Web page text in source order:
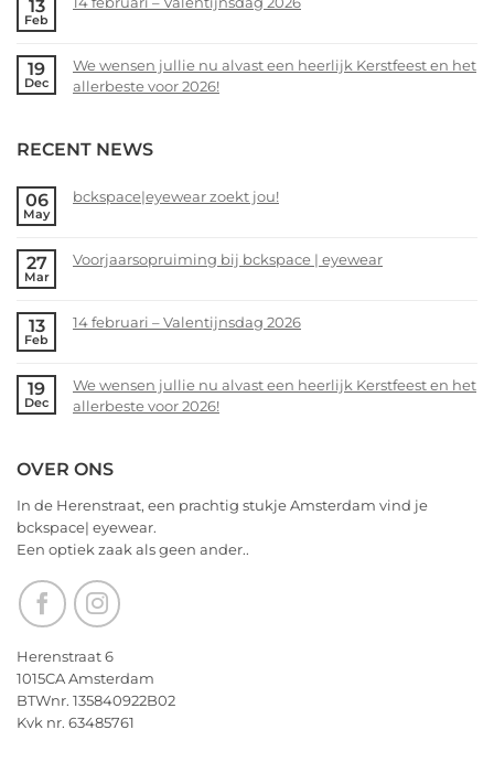
jou!
on
bckspace
|
13
Feb
on
14
Valentijnsdag
19
Dec
We wensen jullie nu alvast een heerlijk Kerstfeest en het
allerbeste voor 2026!
on
wensen
alvast
Kerstfeest
allerbeste
voor
RECENT NEWS
06
May
bckspace|eyewear zoekt jou!
on
jou!
27
Mar
Voorjaarsopruiming bij bckspace | eyewear
on
bckspace
|
13
Feb
14 februari – Valentijnsdag 2026
on
14
Valentijnsdag
19
Dec
We wensen jullie nu alvast een heerlijk Kerstfeest en het
allerbeste voor 2026!
on
wensen
jullie
nu
alvast
een
heerlijk
en
het
allerbeste
voor
OVER ONS
In de Herenstraat, een prachtig stukje Amsterdam vind je
bckspace| eyewear.
Een optiek zaak als geen ander..
Herenstraat 6
1015CA Amsterdam
BTWnr. 135840922B02
Kvk nr. 63485761